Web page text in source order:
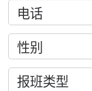
电话
性别
报班类型